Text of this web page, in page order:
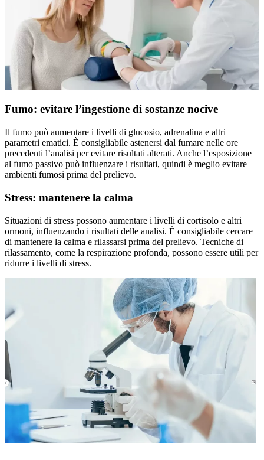
Fumo: evitare l’ingestione di sostanze nocive
Il fumo può aumentare i livelli di glucosio, adrenalina e altri
parametri ematici. È consigliabile astenersi dal fumare nelle ore
precedenti l’analisi per evitare risultati alterati. Anche l’esposizione
al fumo passivo può influenzare i risultati, quindi è meglio evitare
ambienti fumosi prima del prelievo.
Stress: mantenere la calma
Situazioni di stress possono aumentare i livelli di cortisolo e altri
ormoni, influenzando i risultati delle analisi. È consigliabile cercare
di mantenere la calma e rilassarsi prima del prelievo. Tecniche di
rilassamento, come la respirazione profonda, possono essere utili per
ridurre i livelli di stress.